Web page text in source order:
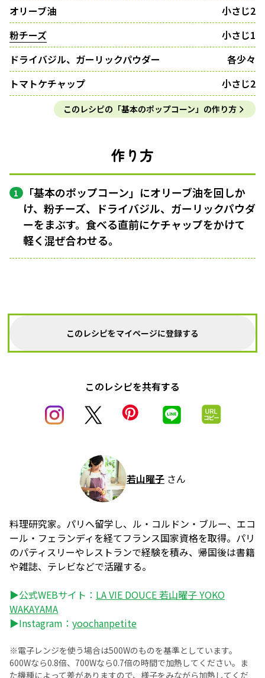
オリーブ油
小さじ2
粉チーズ
小さじ1
ドライバジル、ガーリックパウダー
各少々
トマトケチャップ
小さじ2
このレシピの「基本のポップコーン」の作り方
作り方
1 「基本のポップコーン」にオリーブ油を回しか
け、粉チーズ、ドライバジル、ガーリックパウダ
ーをまぶす。食べる直前にケチャップをかけて
軽く混ぜ合わせる。
このレシピをマイページに登録する
このレシピを共有する
若山曜子 さん
料理研究家。パリへ留学し、ル・コルドン・ブルー、エコ
ール・フェランディを経てフランス国家資格を取得。パリ
のパティスリーやレストランで経験を積み、帰国後は書籍
や雑誌、テレビなどで活躍する。
▶公式WEBサイト： LA VIE DOUCE 若山曜子 YOKO
WAKAYAMA
▶Instagram： yoochanpetite
※電子レンジを使う場合は500Wのものを基準としています。
600Wなら0.8倍、700Wなら0.7倍の時間で加熱してください。ま
た機種によって差がありますので、様子をみながら加熱してくだ